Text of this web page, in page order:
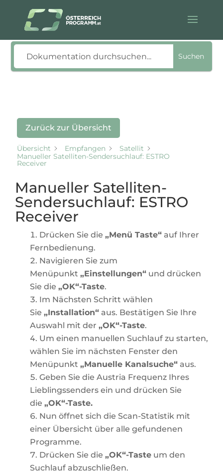
Suche
Suchen
Zurück zur Übersicht
Übersicht Empfangen
Satellit
Manueller Satelliten-Sendersuchlauf: ESTRO
Receiver
Manueller Satelliten-
Sendersuchlauf: ESTRO
Receiver
Drücken Sie die „Menü Taste“ auf Ihrer
Fernbedienung.
Navigieren Sie zum
Menüpunkt „Einstellungen“ und drücken
Sie die „OK“-Taste.
Im Nächsten Schritt wählen
Sie „Installation“ aus. Bestätigen Sie Ihre
Auswahl mit der „OK“-Taste.
Um einen manuellen Suchlauf zu starten,
wählen Sie im nächsten Fenster den
Menüpunkt „Manuelle Kanalsuche“ aus.
Geben Sie die Austria Frequenz Ihres
Lieblingssenders ein und drücken Sie
die „OK“-Taste.
Nun öffnet sich die Scan-Statistik mit
einer Übersicht über alle gefundenen
Programme.
Drücken Sie die „OK“-Taste um den
Suchlauf abzuschließen.